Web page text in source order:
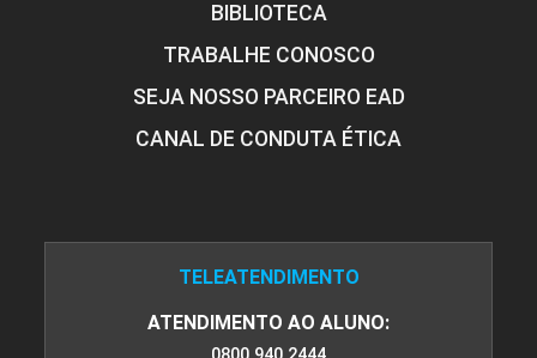
BIBLIOTECA
TRABALHE CONOSCO
SEJA NOSSO PARCEIRO EAD
CANAL DE CONDUTA ÉTICA
TELEATENDIMENTO
ATENDIMENTO AO ALUNO: